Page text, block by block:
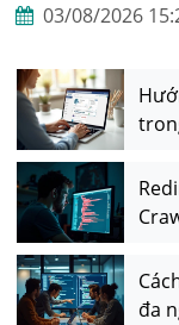
03/08/2026
đa